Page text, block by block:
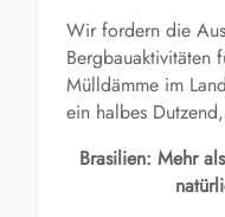
Wir fordern die
Bergbauaktivitäten
Mülldämme im
ein halbes
Brasilien: Mehr